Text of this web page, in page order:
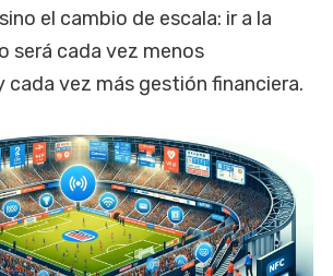
el cambio de escala: ir a la
será cada vez menos
cada vez más gestión financiera.